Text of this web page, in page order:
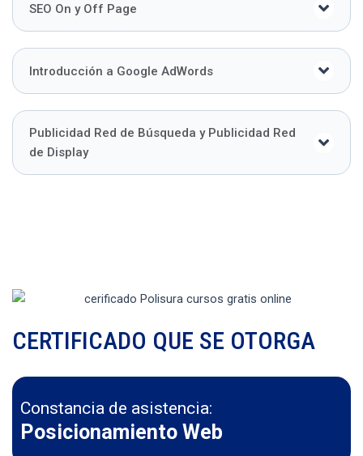
SEO On y Off Page
Introducción a Google AdWords
Publicidad Red de Búsqueda y Publicidad Red
de Display
CERTIFICADO QUE SE OTORGA
Constancia de asistencia:
Posicionamiento Web